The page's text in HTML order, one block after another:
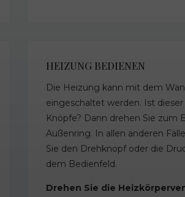
HEIZUNG BEDIENEN
Die Heizung kann mit dem
eingeschaltet werden. Ist
Knöpfe? Dann drehen Sie zum
Außenring. In allen anderen
Sie den Drehknopf oder die
dem Bedienfeld.
Drehen Sie die